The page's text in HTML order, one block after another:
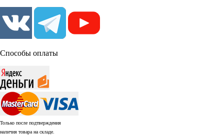
Способы оплаты
Только после подтверждения
наличия товара на складе.